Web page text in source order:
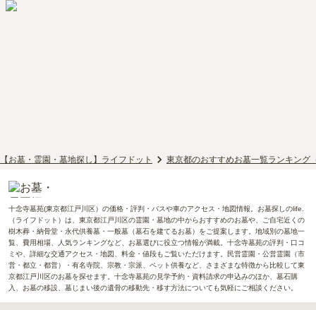
【お墓・霊園・墓地探し】ライフドット 東京都のおすすめお墓一覧ランキング
十念寺墓苑(東京都江戸川区）の価格・評判・バスや車のアクセス・地図情報。お墓探しのlife.
（ライフドット）は、東京都江戸川区の霊園・墓地の中からおすすめのお墓や、ご自宅近くの
樹木葬・納骨堂・永代供養墓・一般墓（墓石を建てるお墓）をご提案します。地域別の墓地一
覧、費用相場、人気ランキングなど、お墓選びに役立つ情報が満載。十念寺墓苑の評判・口コ
ミや、詳細な交通アクセス・地図、料金・値段もご覧いただけます。民営霊園・公営霊園（市
営・都立・都営）・有名寺院、宗教・宗派、ペット供養など、さまざまな特徴から比較して東
京都江戸川区のお墓を探せます。十念寺墓苑の見学予約・資料請求の申込みのほか、墓石購
入、お墓の移設、墓じまい後の遺骨の移動先・移す方法についても気軽にご相談ください。